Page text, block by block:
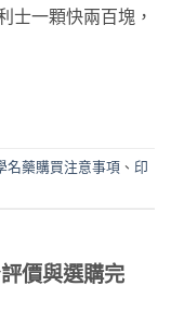
士一顆快兩百塊，
名藥購買注意事項 、 印
價與選購完